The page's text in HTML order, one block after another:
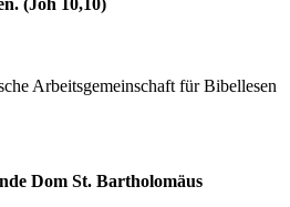
(Joh 10,10)
Arbeitsgemeinschaft für Bibellesen
Dom St. Bartholomäus